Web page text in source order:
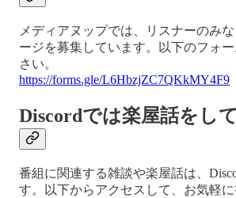
メディアヌップでは、リスナーのみ
ージを募集しています。以下のフォ
さい。
https://forms.gle/L6HbzjZC7QKkMY4F9
Discordでは楽屋話をし
番組に関連する雑談や楽屋話は、
す。以下からアクセスして、お気軽に